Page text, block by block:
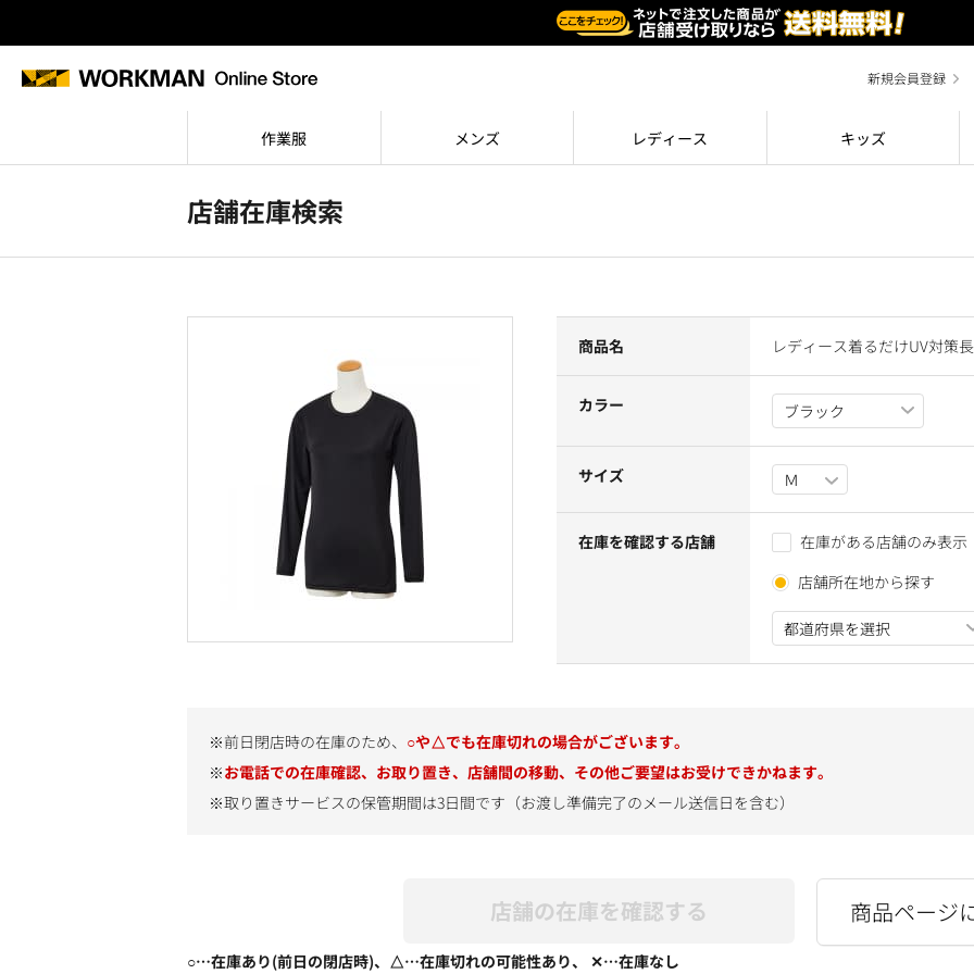
新規会員登録
作業服 メンズ レディース キッズ
店舗在庫検索
商品名 レディース着るだけUV対策
カラー
サイズ
在庫を確認する店舗
在庫がある店舗のみ表示
店舗所在地から探す
※前日閉店時の在庫のため、 ○や△でも在庫切れの場合がございます。
※お電話での在庫確認、お取り置き、店舗間の移動、その他ご要望はお受けできかねます。
※取り置きサービスの保管期間は3日間です（お渡し準備完了のメール送信日を含む）
店舗の在庫を確認する 商品ページ
○…在庫あり(前日の閉店時)、△…在庫切れの可能性あり、 ✕…在庫なし